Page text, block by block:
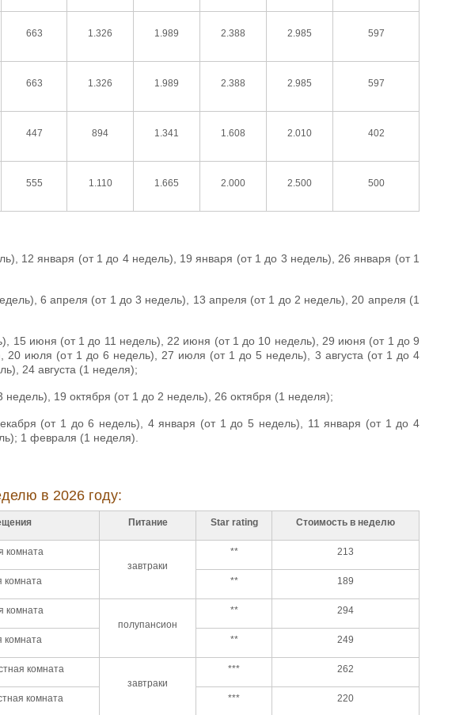
663 1.326 1.989 2.388 2.985 597
663 1.326 1.989 2.388 2.985 597
447 894 1.341 1.608 2.010 402
555 1.110 1.665 2.000 2.500 500
12 января (от 1 до 4 недель), 19 января (от 1 до 3 недель), 26 января (от 1
6 апреля (от 1 до 3 недель), 13 апреля (от 1 до 2 недель), 20 апреля (1
15 июня (от 1 до 11 недель), 22 июня (от 1 до 10 недель), 29 июня (от 1 до 9
июля (от 1 до 6 недель), 27 июля (от 1 до 5 недель), 3 августа (от 1 до 4
24 августа (1 неделя);
недель), 19 октября (от 1 до 2 недель), 26 октября (1 неделя);
(от 1 до 6 недель), 4 января (от 1 до 5 недель), 11 января (от 1 до 4
1 февраля (1 неделя).
в 2026 году:
Питание Star rating Стоимость в неделю
комната
завтраки
** 213
комната ** 189
комната
полупансион
** 294
комната ** 249
комната
завтраки
*** 262
комната *** 220